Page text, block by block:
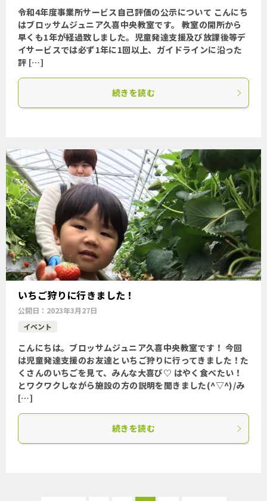
令和4年度事業所サービス自己評価の公示について こんにち
はブロッサムジュニア久喜中央教室です。 教室の開所から
早くも1年が経過致しました。児童発達支援及び放課後等デ
イサービスでは必ず1年に1回以上、ガイドラインに沿った
評 […]
続きを読む
いちご狩りに行きました！
公開日： 2023年3月27日
イベント
こんにちは。ブロッサムジュニア久喜中央教室です！ 今回
は児童発達支援のお友達といちご狩りに行ってきました！た
くさんのいちごを見て、みんな大喜び♡ はやく食べたい！
とワクワクしながら施設の方の説明を聞きました(^▽^)/み
[…]
続きを読む